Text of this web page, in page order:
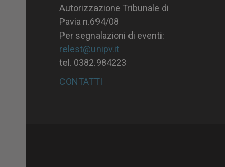
Autorizzazione Tribunale di
Pavia n.694/08
Per segnalazioni di eventi:
relest@unipv.it
tel. 0382.984223
CONTATTI